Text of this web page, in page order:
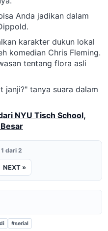
Anda jadikan dalam
karakter dukun lokal
komedian Chris Fleming.
tentang flora asli
janji?" tanya suara dalam
NYU Tisch School,
dari 2
NEXT »
#serial